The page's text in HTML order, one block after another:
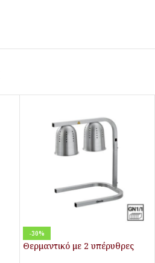
-30%
Θερμαντικό με 2 υπέρυθρες